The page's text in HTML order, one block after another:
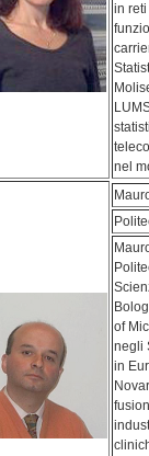
in
nel
of
negli
in